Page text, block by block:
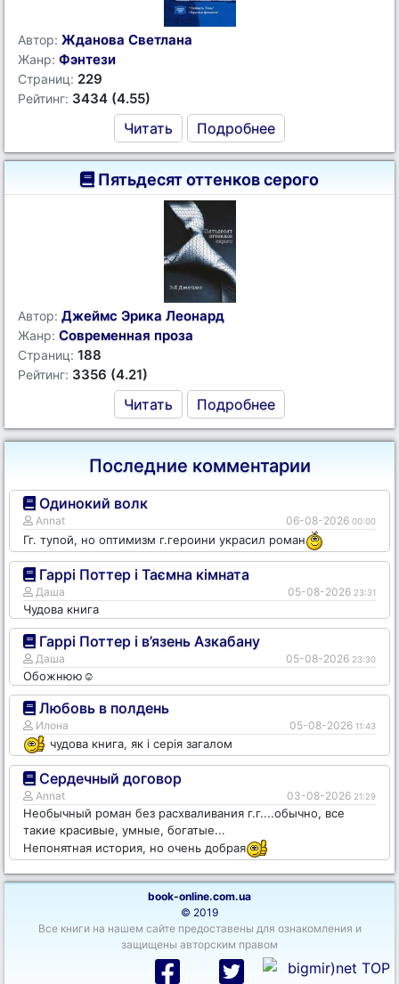
Автор: Жданова Светлана
Жанр: Фэнтези
Страниц: 229
Рейтинг: 3434 (4.55)
Читать Подробнее
Пятьдесят оттенков серого
Автор: Джеймс Эрика Леонард
Жанр: Современная проза
Страниц: 188
Рейтинг: 3356 (4.21)
Читать Подробнее
Последние комментарии
Одинокий волк
Annat 06-08-2026 00:00
Гг. тупой, но оптимизм г.героини украсил роман
Гаррі Поттер і Таємна кімната
Даша 05-08-2026 23:31
Чудова книга
Гаррі Поттер і в’язень Азкабану
Даша 05-08-2026 23:30
Обожнюю☺️
Любовь в полдень
Илона 05-08-2026 11:43
чудова книга, як і серія загалом
Сердечный договор
Annat 03-08-2026 21:29
Необычный роман без расхваливания г.г....обычно, все
такие красивые, умные, богатые...
Непонятная история, но очень добрая
book-online.com.ua
© 2019
Все книги на нашем сайте предоставены для ознакомления и
защищены авторским правом